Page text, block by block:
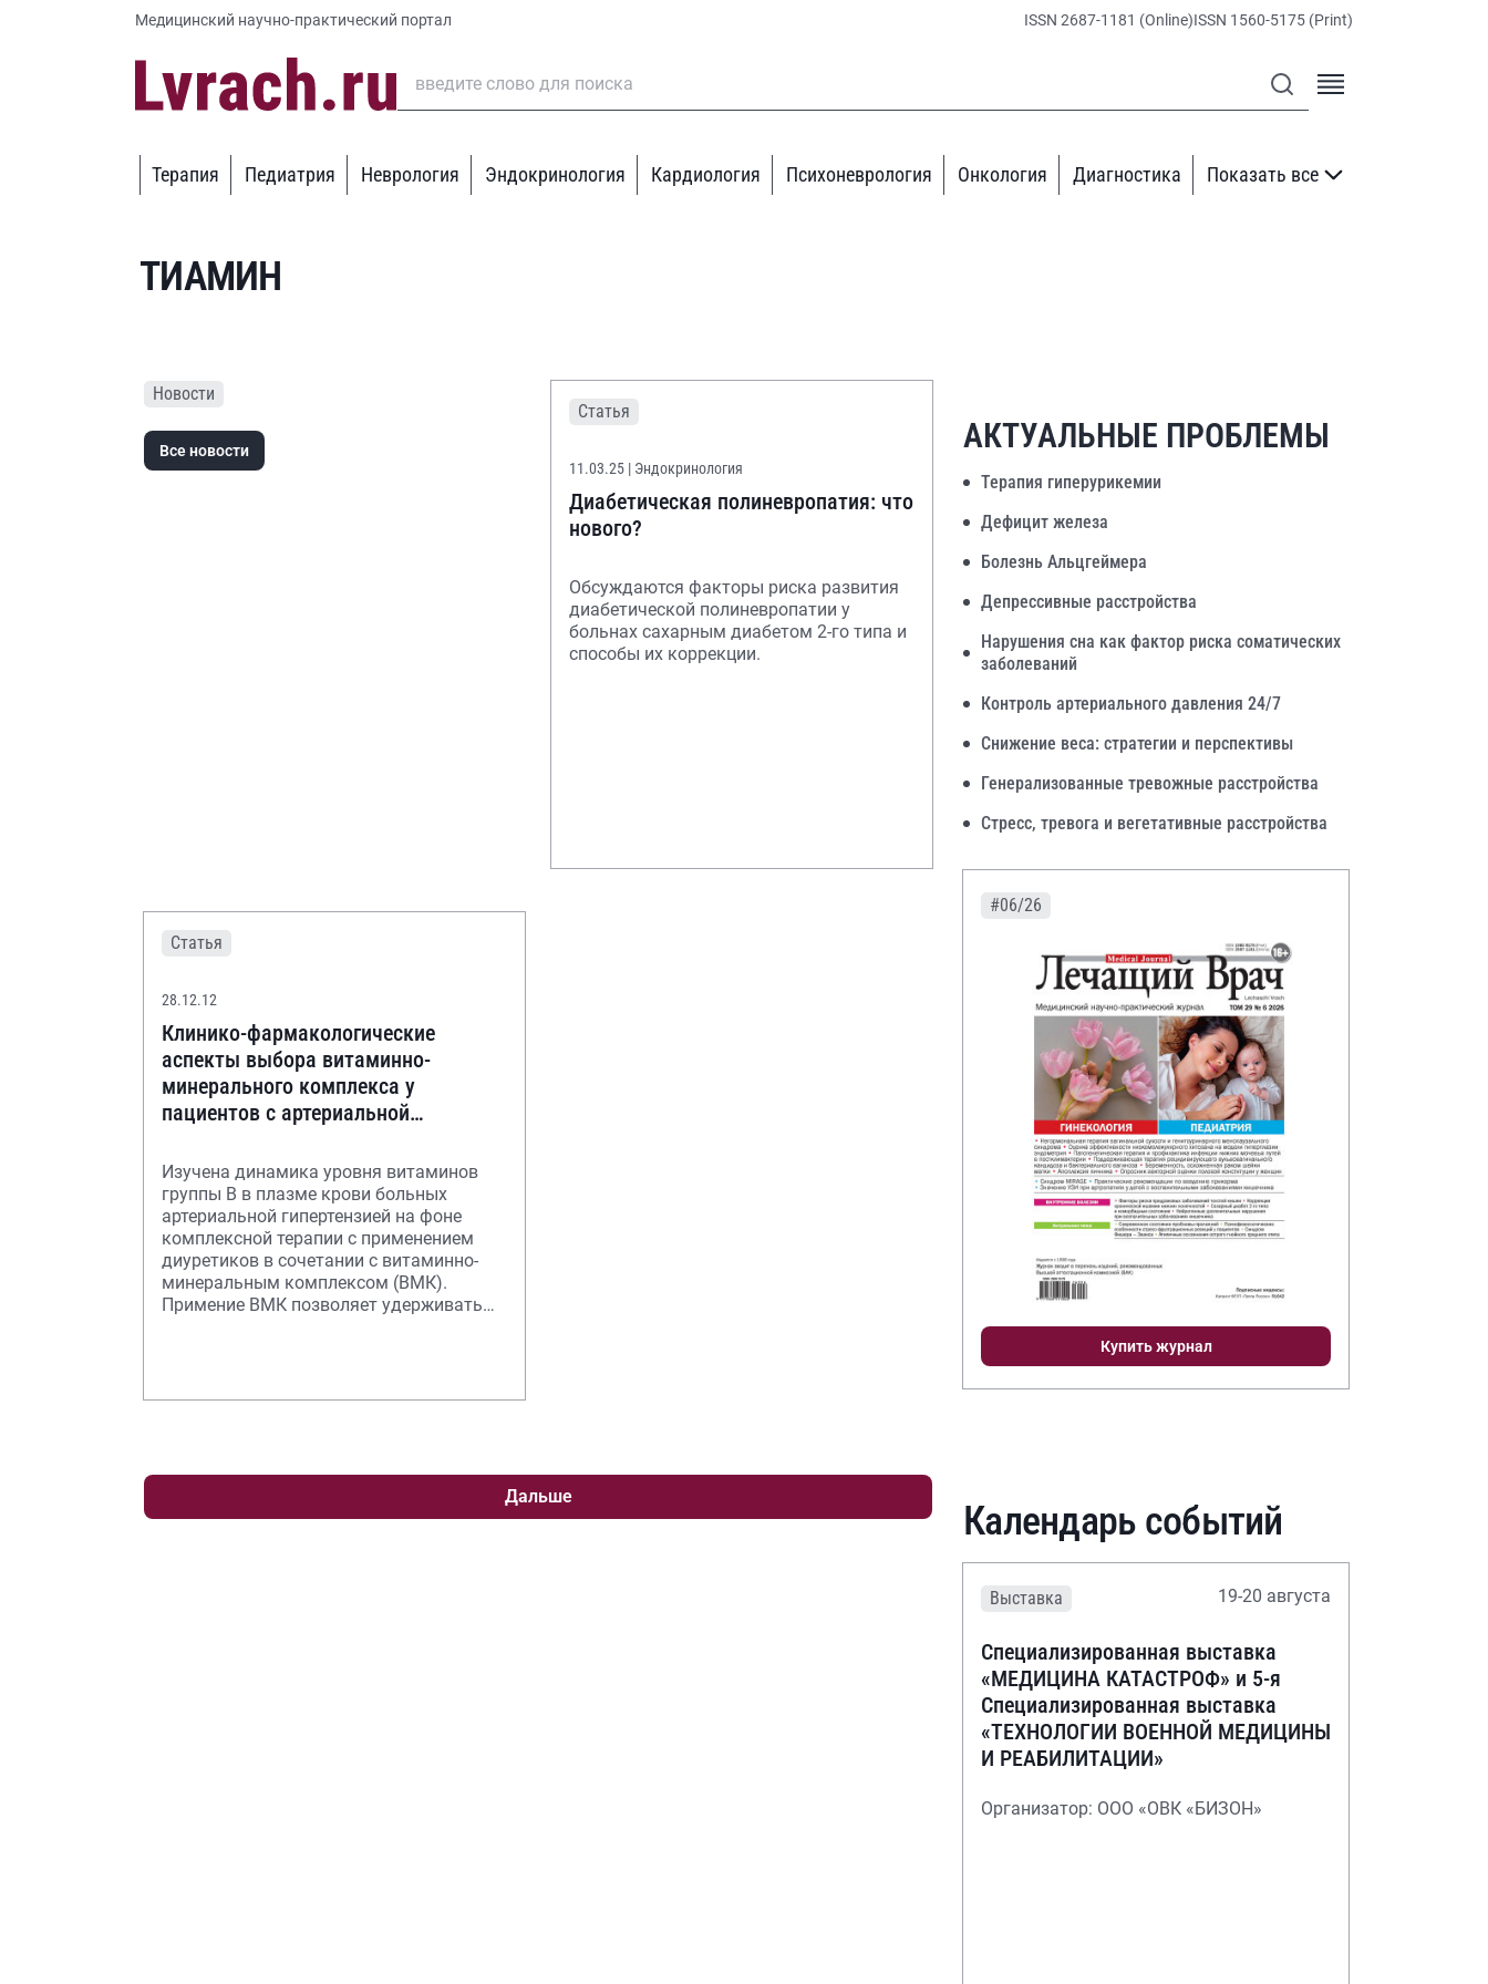
Медицинский научно-практический портал ISSN 2687-1181 (Online)ISSN 1560-5175 (Print)
Терапия Педиатрия Неврология Эндокринология Кардиология Психоневрология Онкология Диагностика Показать все
ТИАМИН
Новости
Все новости
Статья
11.03.25 | Эндокринология
Диабетическая полиневропатия: что
нового?
Обсуждаются факторы риска развития
диабетической полиневропатии у
больнах сахарным диабетом 2-го типа и
способы их коррекции.
Статья
28.12.12
Клинико-фармакологические
аспекты выбора витаминно-
минерального комплекса у
пациентов с артериальной
диуретики
Изучена динамика уровня витаминов
группы В в плазме крови больных
артериальной гипертензией на фоне
комплексной терапии с применением
диуретиков в сочетании с витаминно-
минеральным комплексом (ВМК).
Примение ВМК позволяет удерживать
Дальше
АКТУАЛЬНЫЕ ПРОБЛЕМЫ
Терапия гиперурикемии
Дефицит железа
Болезнь Альцгеймера
Депрессивные расстройства
Нарушения сна как фактор риска соматических
заболеваний
Контроль артериального давления 24/7
Снижение веса: стратегии и перспективы
Генерализованные тревожные расстройства
Стресс, тревога и вегетативные расстройства
#06/26
Купить журнал
Календарь событий
Выставка 19-20 августа
Специализированная выставка
«МЕДИЦИНА КАТАСТРОФ» и 5-я
Специализированная выставка
«ТЕХНОЛОГИИ ВОЕННОЙ МЕДИЦИНЫ
И РЕАБИЛИТАЦИИ»
Организатор: ООО «ОВК «БИЗОН»